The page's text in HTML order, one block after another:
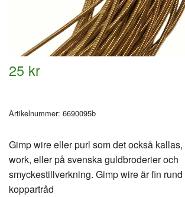
25 kr
Artikelnummer: 6690095b
Gimp wire eller purl som det också
work, eller på svenska guldbroderier och
smyckestillverkning. Gimp wire är fin
koppartråd